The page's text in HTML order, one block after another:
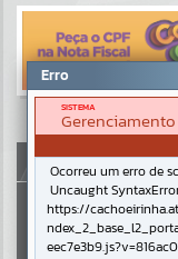
Resultados para
Portais
NOTÍCIAS
Erro
SISTEMA
Ocorreu um erro de
Uncaught
https://